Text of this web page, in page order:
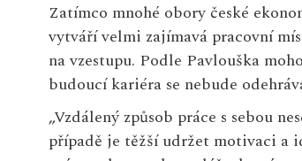
Zatímco mnohé obory české
vytváří velmi zajímavá pracovní
na vzestupu. Podle Pavlouška
budoucí kariéra se nebude
„Vzdálený způsob práce s sebou
případě je těžší udržet motivaci a